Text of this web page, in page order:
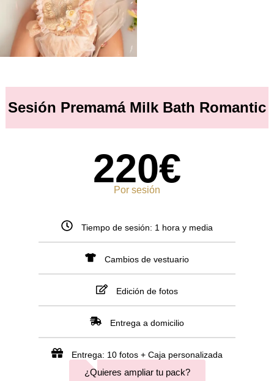
Sesión Premamá Milk Bath Romantic
220€
Por sesión
Tiempo de sesión: 1 hora y media
Cambios de vestuario
Edición de fotos
Entrega a domicilio
Entrega: 10 fotos + Caja personalizada
POPULARES
¿Quieres ampliar tu pack?